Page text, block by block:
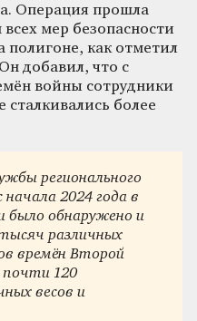
Операция прошла
мер безопасности
полигоне, как отметил
добавил, что с
войны сотрудники
более
регионального
2024 года в
было обнаружено и
различных
времён Второй
120
весов и